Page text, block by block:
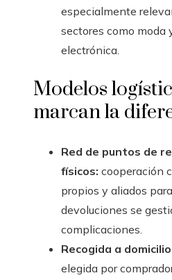
especialmente
sectores como moda
electrónica.
Modelos
marcan la
Red de puntos de
físicos: cooperación
propios y aliados
devoluciones se
complicaciones.
Recogida a
elegida por